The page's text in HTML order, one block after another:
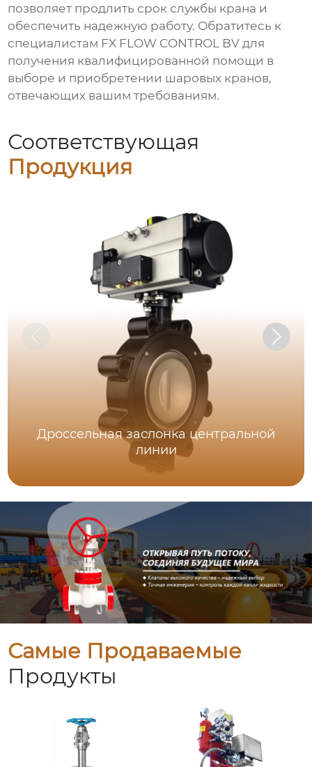
позволяет продлить срок службы крана и
обеспечить надежную работу. Обратитесь к
специалистам FX FLOW CONTROL BV для
получения квалифицированной помощи в
выборе и приобретении шаровых кранов,
отвечающих вашим требованиям.
Соответствующая
Продукция
Дроссельная заслонка центральной
линии
Самые Продаваемые
Продукты